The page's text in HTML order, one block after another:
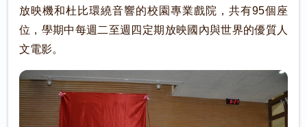
放映機和杜比環繞音響的校園專業戲院，共有95個座
位，學期中每週二至週四定期放映國內與世界的優質人
文電影。